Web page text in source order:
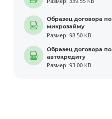
Образец договора по
микрозайму
Размер: 98.50 KB
Образец договора по
автокредиту
Размер: 93.00 KB